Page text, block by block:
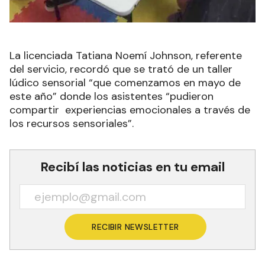
La licenciada Tatiana Noemí Johnson, referente
del servicio, recordó que se trató de un taller
lúdico sensorial “que comenzamos en mayo de
este año” donde los asistentes “pudieron
compartir experiencias emocionales a través de
los recursos sensoriales”.
Recibí las noticias en tu email
RECIBIR NEWSLETTER